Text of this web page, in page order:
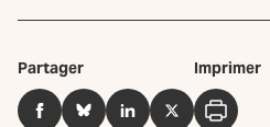
Partager
FacebookBlueSkyLinkedInTwitter
Imprimer
Imprimer